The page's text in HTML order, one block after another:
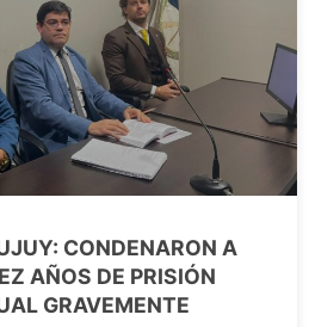
CONDENARON A
AÑOS DE PRISIÓN
GRAVEMENTE